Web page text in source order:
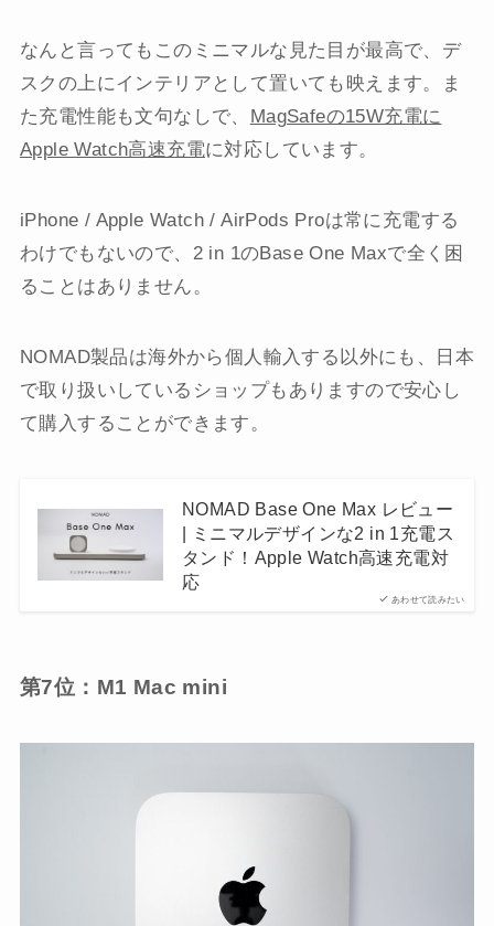
なんと言ってもこのミニマルな見た目が最高で、デ
スクの上にインテリアとして置いても映えます。ま
た充電性能も文句なしで、
MagSafeの15W充電に
Apple Watch高速充電に対応しています。
iPhone / Apple Watch / AirPods Proは常に充電する
わけでもないので、2 in 1のBase One Maxで全く困
ることはありません。
NOMAD製品は海外から個人輸入する以外にも、日本
で取り扱いしているショップもありますので安心し
て購入することができます。
あわせて読みたい
NOMAD Base One Max レビュー
| ミニマルデザインな2 in 1充電ス
タンド！Apple Watch高速充電対
応
第7位：M1 Mac mini